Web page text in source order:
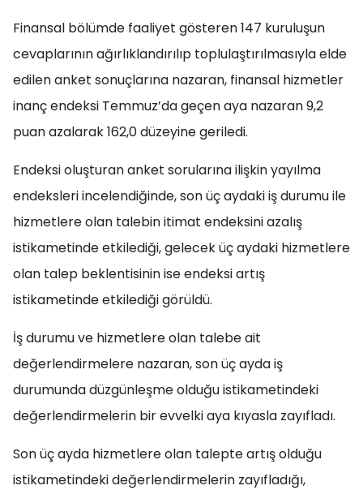
Finansal bölümde faaliyet gösteren 147 kuruluşun
cevaplarının ağırlıklandırılıp toplulaştırılmasıyla elde
edilen anket sonuçlarına nazaran, finansal hizmetler
inanç endeksi Temmuz’da geçen aya nazaran 9,2
puan azalarak 162,0 düzeyine geriledi.
Endeksi oluşturan anket sorularına ilişkin yayılma
endeksleri incelendiğinde, son üç aydaki iş durumu ile
hizmetlere olan talebin itimat endeksini azalış
istikametinde etkilediği, gelecek üç aydaki hizmetlere
olan talep beklentisinin ise endeksi artış
istikametinde etkilediği görüldü.
İş durumu ve hizmetlere olan talebe ait
değerlendirmelere nazaran, son üç ayda iş
durumunda düzgünleşme olduğu istikametindeki
değerlendirmelerin bir evvelki aya kıyasla zayıfladı.
Son üç ayda hizmetlere olan talepte artış olduğu
istikametindeki değerlendirmelerin zayıfladığı,